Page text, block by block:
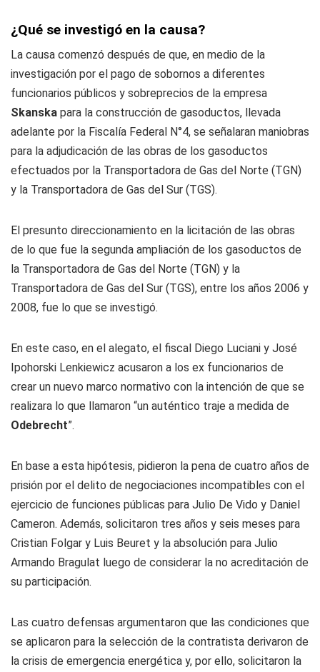
¿Qué se investigó en la causa?
La causa comenzó después de que, en medio de la
investigación por el pago de sobornos a diferentes
funcionarios públicos y sobreprecios de la empresa
Skanska para la construcción de gasoductos, llevada
adelante por la Fiscalía Federal N°4, se señalaran maniobras
para la adjudicación de las obras de los gasoductos
efectuados por la Transportadora de Gas del Norte (TGN)
y la Transportadora de Gas del Sur (TGS).
El presunto direccionamiento en la licitación de las obras
de lo que fue la segunda ampliación de los gasoductos de
la Transportadora de Gas del Norte (TGN) y la
Transportadora de Gas del Sur (TGS), entre los años 2006 y
2008, fue lo que se investigó.
En este caso, en el alegato, el fiscal Diego Luciani y José
Ipohorski Lenkiewicz acusaron a los ex funcionarios de
crear un nuevo marco normativo con la intención de que se
realizara lo que llamaron “un auténtico traje a medida de
Odebrecht”.
En base a esta hipótesis, pidieron la pena de cuatro años de
prisión por el delito de negociaciones incompatibles con el
ejercicio de funciones públicas para Julio De Vido y Daniel
Cameron. Además, solicitaron tres años y seis meses para
Cristian Folgar y Luis Beuret y la absolución para Julio
Armando Bragulat luego de considerar la no acreditación de
su participación.
Las cuatro defensas argumentaron que las condiciones que
se aplicaron para la selección de la contratista derivaron de
la crisis de emergencia energética y, por ello, solicitaron la